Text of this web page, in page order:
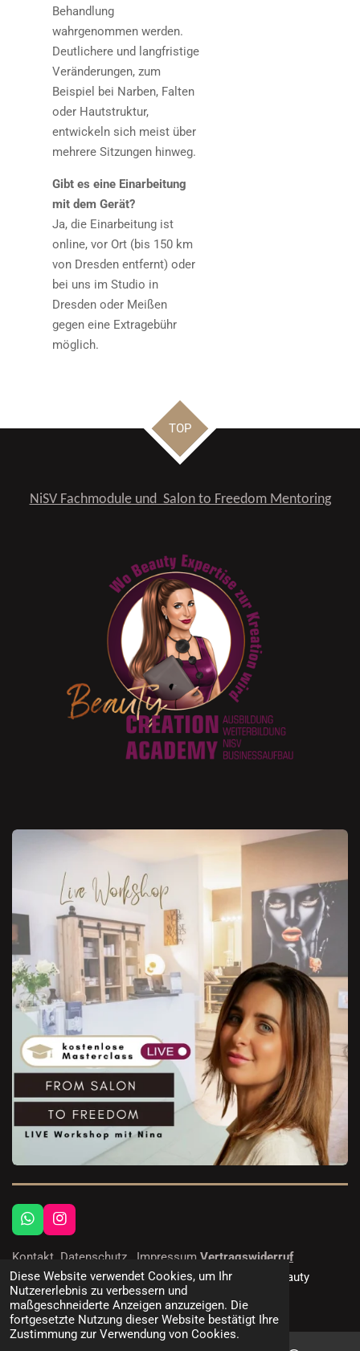
Diese Website verwendet Cookies, um Ihr
Nutzererlebnis zu verbessern und
maßgeschneiderte Anzeigen anzuzeigen. Die
fortgesetzte Nutzung dieser Website bestätigt Ihre
Zustimmung zur Verwendung von Cookies.
Behandlung
wahrgenommen werden.
Deutlichere und langfristige
Veränderungen, zum
Beispiel bei Narben, Falten
oder Hautstruktur,
entwickeln sich meist über
mehrere Sitzungen hinweg.
Gibt es eine Einarbeitung
mit dem Gerät?
Ja, die Einarbeitung ist
online, vor Ort (bis 150 km
von Dresden entfernt) oder
bei uns im Studio in
Dresden oder Meißen
gegen eine Extragebühr
möglich.
TOP
NiSV Fachmodule und Salon to Freedom Mentoring
W
h
a
s
A
p
p
I
n
s
t
a
g
r
a
m
Kontakt Datenschutz Impressum Vertragswiderruf
© 2026 StarWax UG & Co. KG - Waxingprodukte | Beauty
Creation Academy, NISV & Salonerfolg